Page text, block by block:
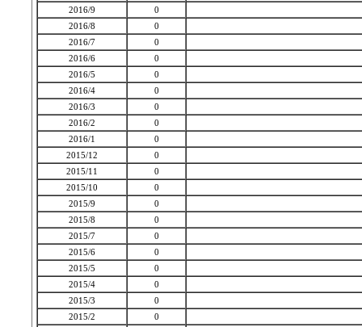
2016/9
0
2016/8
0
2016/7
0
2016/6
0
2016/5
0
2016/4
0
2016/3
0
2016/2
0
2016/1
0
2015/12
0
2015/11
0
2015/10
0
2015/9
0
2015/8
0
2015/7
0
2015/6
0
2015/5
0
2015/4
0
2015/3
0
2015/2
0